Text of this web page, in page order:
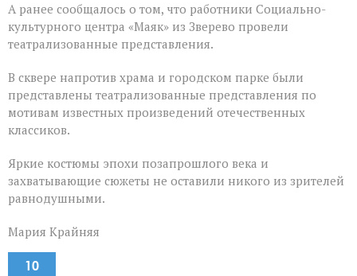
А ранее сообщалось о том, что работники Социально-
культурного центра «Маяк» из Зверево провели
театрализованные представления.
В сквере напротив храма и городском парке были
представлены театрализованные представления по
мотивам известных произведений отечественных
классиков.
Яркие костюмы эпохи позапрошлого века и
захватывающие сюжеты не оставили никого из зрителей
равнодушными.
Мария Крайняя
10